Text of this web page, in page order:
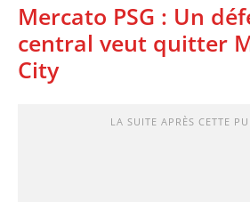
Mercato PSG : Un
central veut quitter
City
LA SUITE APRÈS CETTE